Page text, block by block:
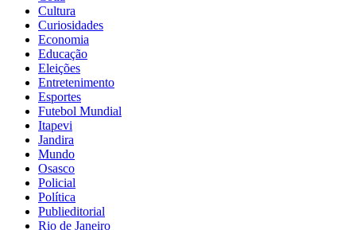
Cultura
Curiosidades
Economia
Educação
Eleições
Entretenimento
Esportes
Futebol Mundial
Itapevi
Jandira
Mundo
Osasco
Policial
Política
Publieditorial
Rio de Janeiro